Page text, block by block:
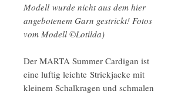
Modell wurde nicht aus dem hier
angebotenem Garn gestrickt! Fotos
vom Modell ©Lotilda)
Der MARTA Summer Cardigan ist
eine luftig leichte Strickjacke mit
kleinem Schalkragen und schmalen